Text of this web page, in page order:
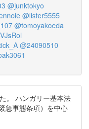
@junktokyo
@lister5555
@tomoyakoeda
@24090510
。 ハンガリー基本法
急事態条項）を中心